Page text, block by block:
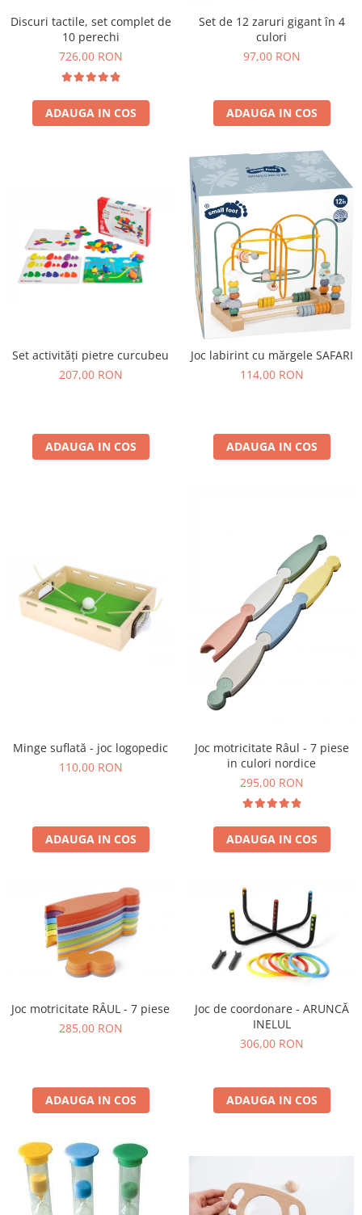
Dezvoltare timpurie
Experimente
Joc imaginativ
Jucării interactive
Lumina
Pregătire pentru școală
Pregătirea scrierii de mână
Secventialitate
Sortare si numarare
Margele HAMA MAXI
Mărgele HAMA MIDI
Stimulare senzoriala
Discuri tactile, set complet de
10 perechi
726,00 RON
ADAUGA IN COS
Set de 12 zaruri gigant în 4
culori
97,00 RON
ADAUGA IN COS
Set activități pietre curcubeu
207,00 RON
ADAUGA IN COS
Joc labirint cu mărgele SAFARI
114,00 RON
ADAUGA IN COS
Minge suflată - joc logopedic
110,00 RON
ADAUGA IN COS
Joc motricitate Râul - 7 piese
in culori nordice
295,00 RON
ADAUGA IN COS
Joc motricitate RÂUL - 7 piese
285,00 RON
ADAUGA IN COS
Joc de coordonare - ARUNCĂ
INELUL
306,00 RON
ADAUGA IN COS